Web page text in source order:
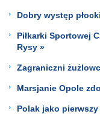
Dobry występ
Piłkarki Sportowej
Rysy »
Zagraniczni
Marsjanie Opole
Polak jako